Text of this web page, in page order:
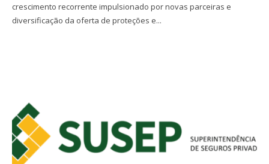
crescimento recorrente impulsionado por novas parceiras e
diversificação da oferta de proteções e...